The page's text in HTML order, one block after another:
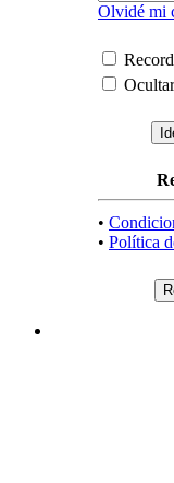
Olvidé mi
•
• Política